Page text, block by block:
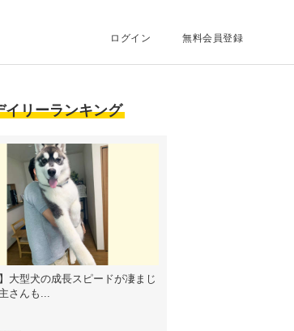
ログイン 無料会員登録
イリーランキング
】大型犬の成長スピードが凄まじ
さんも...